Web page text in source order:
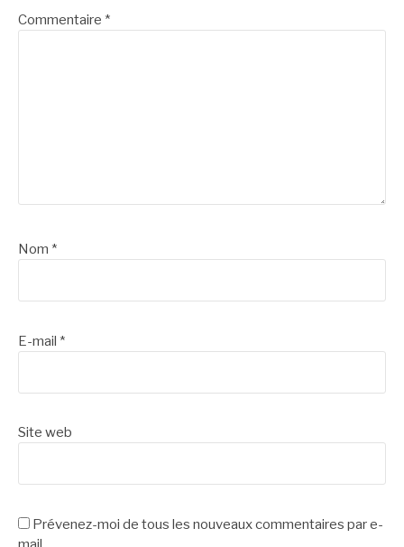
Commentaire *
Nom *
E-mail *
Site web
Prévenez-moi de tous les nouveaux commentaires par e-